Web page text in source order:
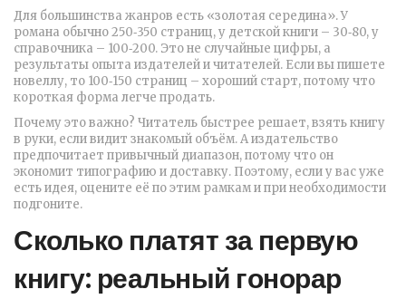
Для большинства жанров есть «золотая середина». У
романа обычно 250‑350 страниц, у детской книги – 30‑80, у
справочника – 100‑200. Это не случайные цифры, а
результаты опыта издателей и читателей. Если вы пишете
новеллу, то 100‑150 страниц – хороший старт, потому что
короткая форма легче продать.
Почему это важно? Читатель быстрее решает, взять книгу
в руки, если видит знакомый объём. А издательство
предпочитает привычный диапазон, потому что он
экономит типографию и доставку. Поэтому, если у вас уже
есть идея, оцените её по этим рамкам и при необходимости
подгоните.
Сколько платят за первую
книгу: реальный гонорар